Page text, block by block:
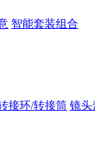
智能套装组合
接环/转接筒 镜头